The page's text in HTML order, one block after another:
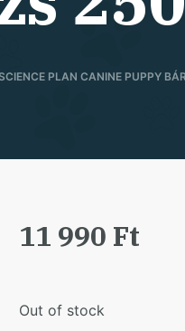
PLAN CANINE PUPPY
11 990 Ft
Out of stock